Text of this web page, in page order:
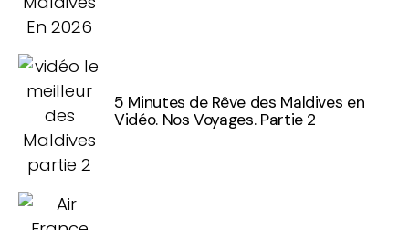
5 Minutes de Rêve des Maldives en
Vidéo. Nos Voyages. Partie 2